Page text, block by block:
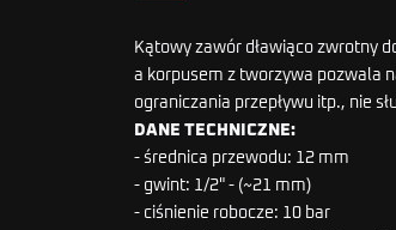
Kątowy zawór dławiąco zwrotny
a korpusem z tworzywa pozwala
ograniczania przepływu itp., nie
DANE TECHNICZNE:
- średnica przewodu: 12 mm
- gwint: 1/2" - (~21 mm)
- ciśnienie robocze: 10 bar